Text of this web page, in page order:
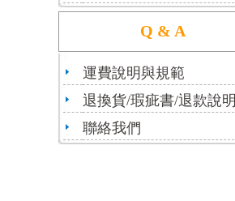
Q & A
運費說明與規範
退換貨/瑕疵書/退款說明
聯絡我們